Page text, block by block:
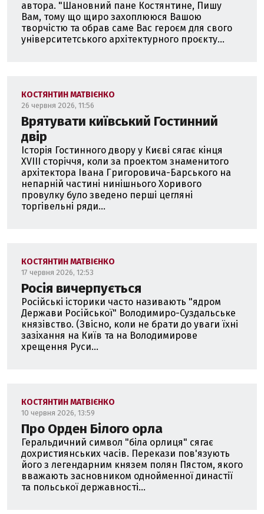
автора. "Шановний пане Костянтине, Пишу
Вам, тому що щиро захоплююся Вашою
творчістю та обрав саме Вас героєм для свого
університетського архітектурного проєкту...
КОСТЯНТИН МАТВІЄНКО
26 червня 2026, 11:56
Врятувати київський Гостинний
двір
Історія Гостинного двору у Києві сягає кінця
ХVIII сторіччя, коли за проектом знаменитого
архітектора Івана Григоровича-Барського на
непарній частині нинішнього Хоривого
провулку було зведено перші цегляні
торгівельні ряди...
КОСТЯНТИН МАТВІЄНКО
17 червня 2026, 12:53
Росія вичерпується
Російські історики часто називають "ядром
Держави Російської" Володимиро-Суздальське
князівство. (Звісно, коли не брати до уваги їхні
зазіхання на Київ та на Володимирове
хрещення Руси...
КОСТЯНТИН МАТВІЄНКО
10 червня 2026, 13:59
Про Орден Білого орла
Геральдичний символ "біла орлиця" сягає
дохристиянських часів. Перекази пов'язують
його з легендарним князем полян Пястом, якого
вважають засновником однойменної династії
та польської державності...